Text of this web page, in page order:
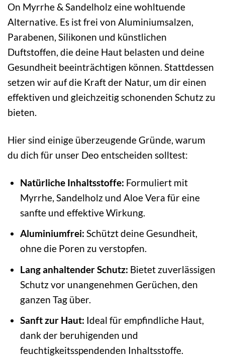
On Myrrhe & Sandelholz eine wohltuende
Alternative. Es ist frei von Aluminiumsalzen,
Parabenen, Silikonen und künstlichen
Duftstoffen, die deine Haut belasten und deine
Gesundheit beeinträchtigen können. Stattdessen
setzen wir auf die Kraft der Natur, um dir einen
effektiven und gleichzeitig schonenden Schutz zu
bieten.
Hier sind einige überzeugende Gründe, warum
du dich für unser Deo entscheiden solltest:
Natürliche Inhaltsstoffe: Formuliert mit
Myrrhe, Sandelholz und Aloe Vera für eine
sanfte und effektive Wirkung.
Aluminiumfrei: Schützt deine Gesundheit,
ohne die Poren zu verstopfen.
Lang anhaltender Schutz: Bietet zuverlässigen
Schutz vor unangenehmen Gerüchen, den
ganzen Tag über.
Sanft zur Haut: Ideal für empfindliche Haut,
dank der beruhigenden und
feuchtigkeitsspendenden Inhaltsstoffe.